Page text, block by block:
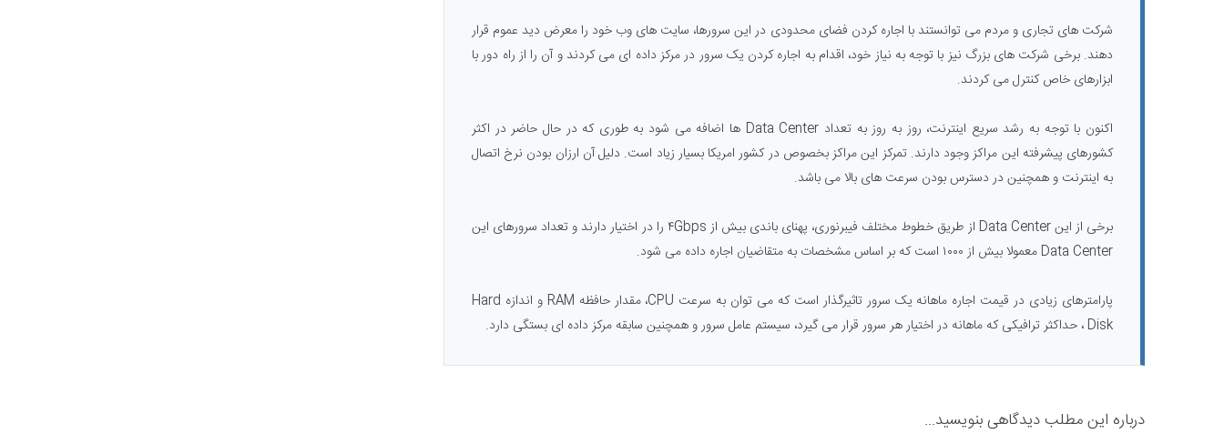
شرکت های تجاری و مردم می توانستند با اجاره کردن فضای محدودی در این سرورها، سایت های وب خود را معرض دید عموم قرار
دهند. برخی شرکت های بزرگ نیز با توجه به نیاز خود، اقدام به اجاره کردن یک سرور در مرکز داده ای می کردند و آن را از راه دور با
ابزارهای خاص کنترل می کردند.
اکنون با توجه به رشد سریع اینترنت، روز به روز به تعداد Data Center ها اضافه می شود به طوری که در حال حاضر در اکثر
کشورهای پیشرفته این مراکز وجود دارند. تمرکز این مراکز بخصوص در کشور امریکا بسیار زیاد است. دلیل آن ارزان بودن نرخ اتصال
به اینترنت و همچنین در دسترس بودن سرعت های بالا می باشد.
برخی از این Data Center از طریق خطوط مختلف فیبرنوری، پهنای باندی بیش از ۴Gbps را در اختیار دارند و تعداد سرورهای این
Data Center معمولا بیش از ۱۰۰۰ است که بر اساس مشخصات به متقاضیان اجاره داده می شود.
پارامترهای زیادی در قیمت اجاره ماهانه یک سرور تاثیرگذار است که می توان به سرعت CPU، مقدار حافظه RAM و اندازه Hard
Disk ، حداکثر ترافیکی که ماهانه در اختیار هر سرور قرار می گیرد، سیستم عامل سرور و همچنین سابقه مرکز داده ای بستگی دارد. ​
درباره این مطلب دیدگاهی بنویسید...